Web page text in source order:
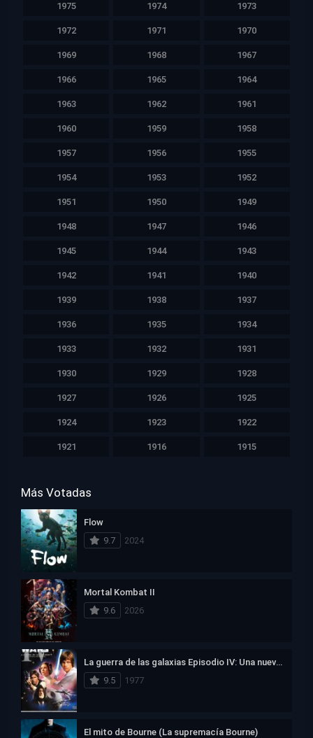
1975 1974 1973
1972 1971 1970
1969 1968 1967
1966 1965 1964
1963 1962 1961
1960 1959 1958
1957 1956 1955
1954 1953 1952
1951 1950 1949
1948 1947 1946
1945 1944 1943
1942 1941 1940
1939 1938 1937
1936 1935 1934
1933 1932 1931
1930 1929 1928
1927 1926 1925
1924 1923 1922
1921 1916 1915
Más Votadas
Flow
9.7
2024
Mortal Kombat II
9.6
2026
La guerra de las galaxias Episodio IV: Una nueva esperanza
9.5
1977
El mito de Bourne (La supremacía Bourne)